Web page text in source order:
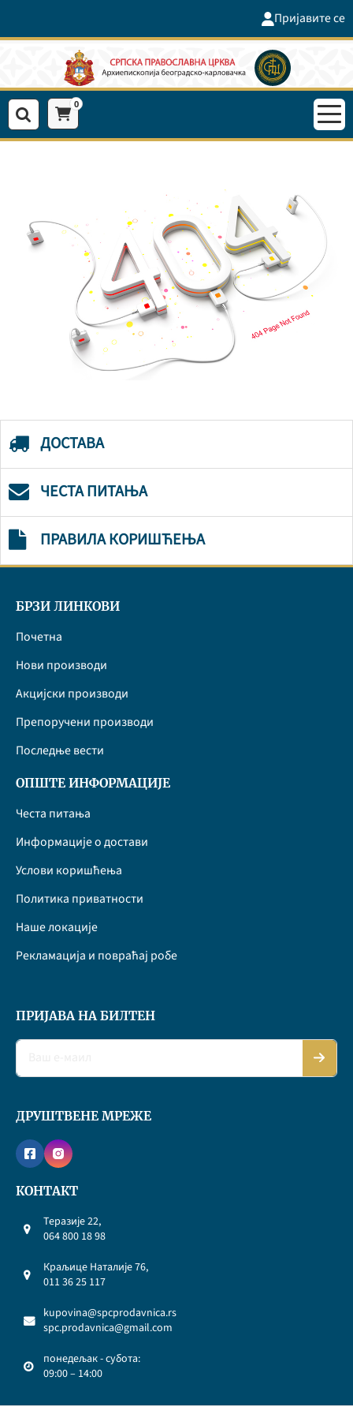
Пријавите се
0
ДОСТАВА
ЧЕСТА ПИТАЊА
ПРАВИЛА КОРИШЋЕЊА
БРЗИ ЛИНКОВИ
Почетна
Нови производи
Акцијски производи
Препоручени производи
Последње вести
ОПШТЕ ИНФОРМАЦИЈЕ
Честа питања
Информације о достави
Услови коришћења
Политика приватности
Наше локације
Рекламација и повраћај робе
ПРИЈАВА НА БИЛТЕН
ДРУШТВЕНЕ МРЕЖЕ
КОНТАКТ
Теразије 22,
064 800 18 98
Краљице Наталије 76,
011 36 25 117
kupovina@spcprodavnica.rs
spc.prodavnica@gmail.com
понедељак - субота:
09:00 – 14:00